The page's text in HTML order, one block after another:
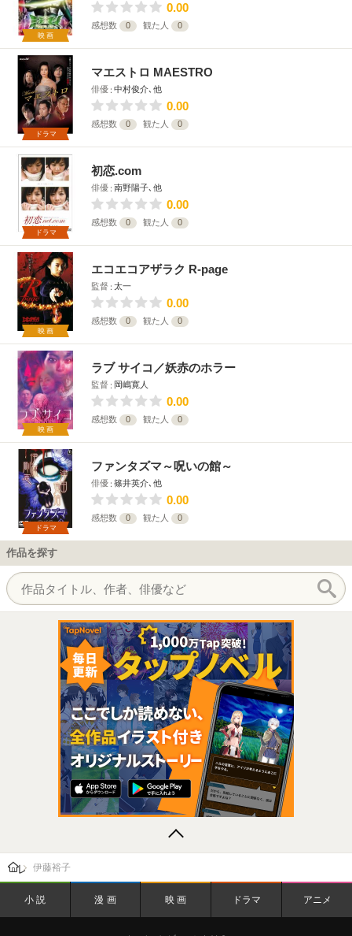
映画
0.00
感想数 0 観た人 0
ドラマ
マエストロ MAESTRO
俳優 中村俊介､他
0.00
感想数 0 観た人 0
ドラマ
初恋.com
俳優 南野陽子､他
0.00
感想数 0 観た人 0
映画
エコエコアザラク R-page
監督 太一
0.00
感想数 0 観た人 0
映画
ラブ サイコ／妖赤のホラー
監督 岡嶋寛人
0.00
感想数 0 観た人 0
ドラマ
ファンタズマ～呪いの館～
俳優 篠井英介､他
0.00
感想数 0 観た人 0
作品を探す
レビューン トップ
伊藤裕子
小説 漫画 映画 ドラマ アニメ